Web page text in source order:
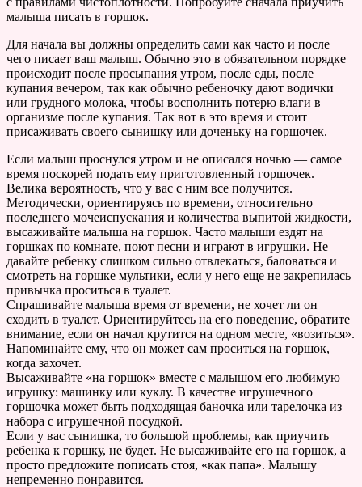
малыша писать в горшок.
Для начала вы должны определить сами как часто и после
чего писает ваш малыш. Обычно это в обязательном порядке
происходит после просыпания утром, после еды, после
купания вечером, так как обычно ребеночку дают водички
или грудного молока, чтобы восполнить потерю влаги в
организме после купания. Так вот в это время и стоит
присаживать своего сынишку или доченьку на горшочек.
Если малыш проснулся утром и не описался ночью — самое
время поскорей подать ему приготовленный горшочек.
Велика вероятность, что у вас с ним все получится.
Методически, ориентируясь по времени, относительно
последнего мочеиспускания и количества выпитой жидкости,
высаживайте малыша на горшок. Часто малыши ездят на
горшках по комнате, поют песни и играют в игрушки. Не
давайте ребенку слишком сильно отвлекаться, баловаться и
смотреть на горшке мультики, если у него еще не закрепилась
привычка проситься в туалет.
Спрашивайте малыша время от времени, не хочет ли он
сходить в туалет. Ориентируйтесь на его поведение, обратите
внимание, если он начал крутится на одном месте, «возиться».
Напоминайте ему, что он может сам проситься на горшок,
когда захочет.
Высаживайте «на горшок» вместе с малышом его любимую
игрушку: машинку или куклу. В качестве игрушечного
горшочка может быть подходящая баночка или тарелочка из
набора с игрушечной посудкой.
Если у вас сынишка, то большой проблемы, как приучить
ребенка к горшку, не будет. Не высаживайте его на горшок, а
просто предложите пописать стоя, «как папа». Малышу
непременно понравится.